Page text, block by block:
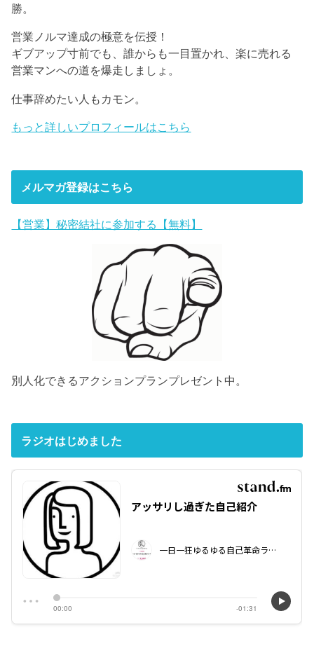
勝。
営業ノルマ達成の極意を伝授！
ギブアップ寸前でも、誰からも一目置かれ、楽に売れる
営業マンへの道を爆走しましょ。
仕事辞めたい人もカモン。
もっと詳しいプロフィールはこちら
メルマガ登録はこちら
【営業】秘密結社に参加する【無料】
別人化できるアクションプランプレゼント中。
ラジオはじめました